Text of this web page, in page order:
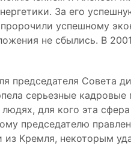
За его
успешному
не сбылись. В
председателя Совета
серьезные кадровые
для кого эта
председателю
Кремля, некоторым